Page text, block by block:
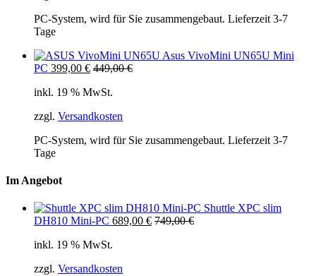
PC-System, wird für Sie zusammengebaut. Lieferzeit 3-7
Tage
Asus VivoMini UN65U Mini
PC 399,00 € 449,00€
inkl. 19 % MwSt.
zzgl. Versandkosten
PC-System, wird für Sie zusammengebaut. Lieferzeit 3-7
Tage
Im Angebot
Shuttle XPC slim
DH810 Mini-PC 689,00 € 749,00€
inkl. 19 % MwSt.
zzgl. Versandkosten